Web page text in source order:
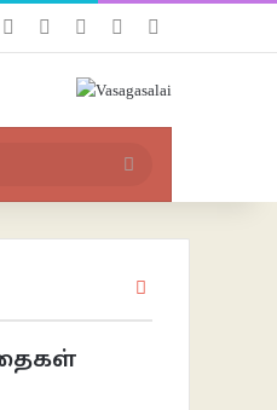
YouTubeInstagramபுகுபதிகைசீரற்ற பதிவுகள்
தேடு
Close